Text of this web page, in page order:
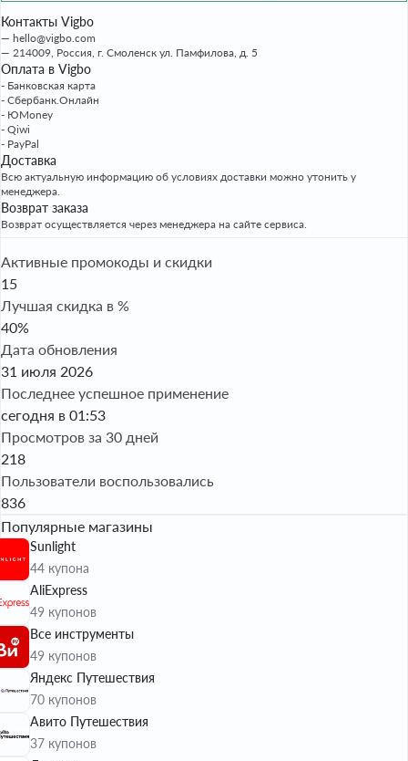
Контакты Vigbo
hello@vigbo.com
214009, Россия, г. Смоленск ул. Памфилова, д. 5
Оплата в Vigbo
- Банковская карта
- Сбербанк.Онлайн
- ЮMoney
- Qiwi
- PayPal
Доставка
Всю актуальную информацию об условиях доставки можно утонить у
менеджера.
Возврат заказа
Возврат осуществляется через менеджера на сайте сервиса.
Активные промокоды и скидки
15
Лучшая скидка в %
40%
Дата обновления
31 июля 2026
Последнее успешное применение
сегодня в 01:53
Просмотров за 30 дней
218
Пользователи воспользовались
836
Популярные магазины
Sunlight
44 купона
AliExpress
49 купонов
Все инструменты
49 купонов
Яндекс Путешествия
70 купонов
Авито Путешествия
37 купонов